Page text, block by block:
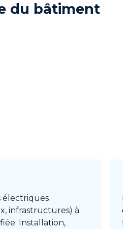
du bâtiment
électriques
infrastructures) à
Installation,